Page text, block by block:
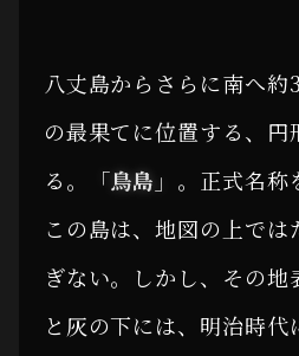
八丈島からさらに南へ
の最果てに位置する、円
る。
「鳥島」 。正式名称
この島は、地図の上では
ぎない。しかし、その地
と灰の下には、明治時